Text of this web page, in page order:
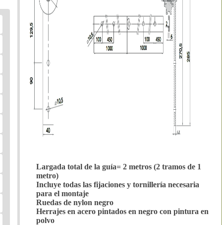
Largada total de la guía= 2 metros (2 tramos de 1
metro)
Incluye todas las fijaciones y tornillería necesaria
para el montaje
Ruedas de nylon negro
Herrajes en acero pintados en negro con pintura en
polvo